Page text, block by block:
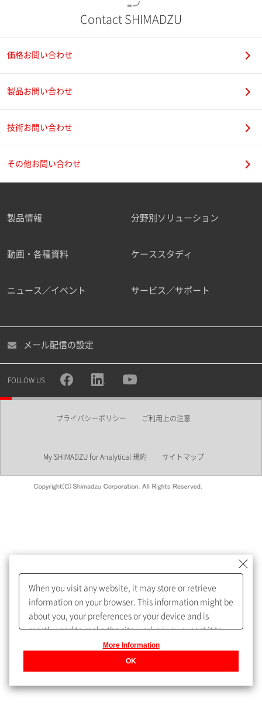
ご勤務先
職種
めします。
My SHIMADZU for Analyticalへ登録いただくと、技術情報や
取扱説明書・Webinarなどの閲覧ができます。
うになります。
登録された個人情報は、当社のプライバシーポリシーに記
載された目的のために使用されることがあります。
Contact SHIMADZU
価格お問い合わせ
製品お問い合わせ
技術お問い合わせ
その他お問い合わせ
製品情報 分野別ソリューション
動画・各種資料 ケーススタディ
ニュース／イベント サービス／サポート
メール配信の設定
FOLLOW US
プライバシーポリシー ご利用上の注意
My SHIMADZU for Analytical 規約 サイトマップ
When you visit any website, it may store or retrieve
information on your browser. This information might be
about you, your preferences or your device and is
mostly used to make the site work as you expect it to.
The information does not usually directly identify you,
but it can give you a more personalized web
experience.Privacy Policy
More Information
OK